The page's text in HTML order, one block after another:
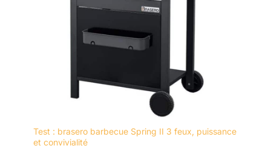
Test : brasero barbecue Spring II 3 feux, puissance
et convivialité